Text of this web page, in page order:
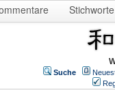
Stichworte
Suche